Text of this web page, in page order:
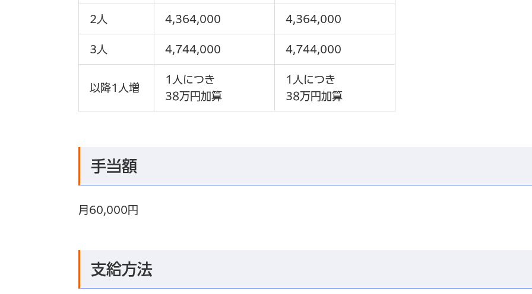
2人 4,364,000 4,364,000
3人 4,744,000 4,744,000
以降1人増
1人につき
38万円加算
1人につき
38万円加算
手当額
月60,000円
支給方法